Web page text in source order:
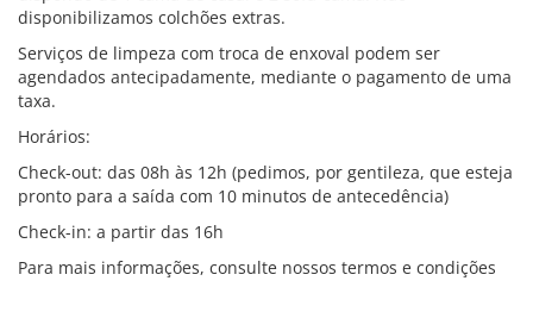
disponibilizamos colchões extras.
Serviços de limpeza com troca de enxoval podem ser
agendados antecipadamente, mediante o pagamento de uma
taxa.
Horários:
Check-out: das 08h às 12h (pedimos, por gentileza, que esteja
pronto para a saída com 10 minutos de antecedência)
Check-in: a partir das 16h
Para mais informações, consulte nossos termos e condições